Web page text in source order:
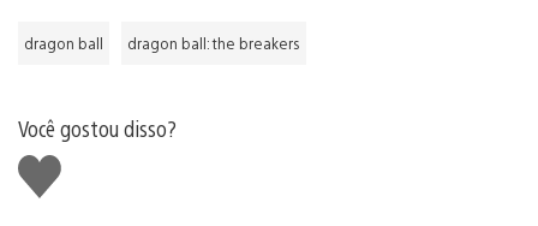
dragon ball dragon ball: the breakers
Você gostou disso?
Curtir